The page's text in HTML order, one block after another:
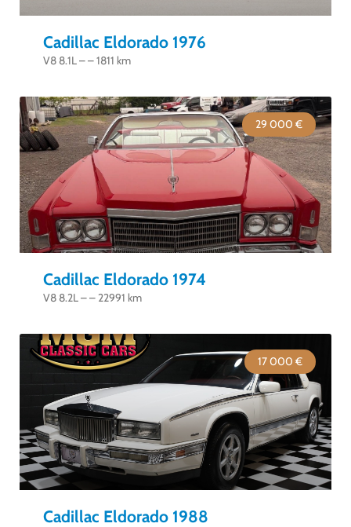
Cadillac Eldorado 1976
V8 8.1L – – 1811 km
29 000 €
Cadillac Eldorado 1974
V8 8.2L – – 22991 km
17 000 €
Cadillac Eldorado 1988